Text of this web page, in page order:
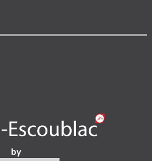
by